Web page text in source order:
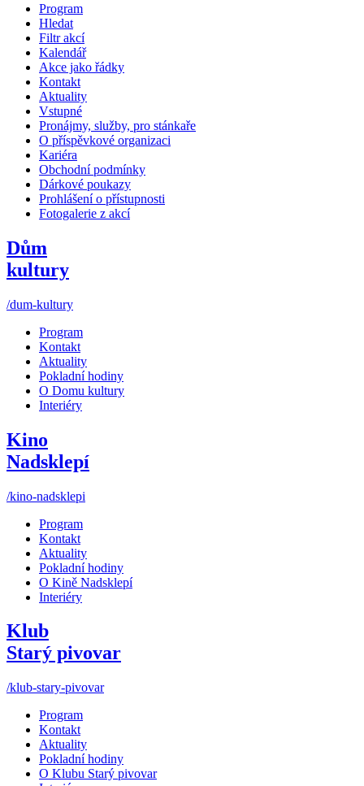
Program
Hledat
Filtr akcí
Kalendář
Akce jako řádky
Kontakt
Aktuality
Vstupné
Pronájmy, služby, pro stánkaře
O příspěvkové organizaci
Kariéra
Obchodní podmínky
Dárkové poukazy
Prohlášení o přístupnosti
Fotogalerie z akcí
Dům
kultury
/dum-kultury
Program
Kontakt
Aktuality
Pokladní hodiny
O Domu kultury
Interiéry
Kino
Nadsklepí
/kino-nadsklepi
Program
Kontakt
Aktuality
Pokladní hodiny
O Kině Nadsklepí
Interiéry
Klub
Starý pivovar
/klub-stary-pivovar
Program
Kontakt
Aktuality
Pokladní hodiny
O Klubu Starý pivovar